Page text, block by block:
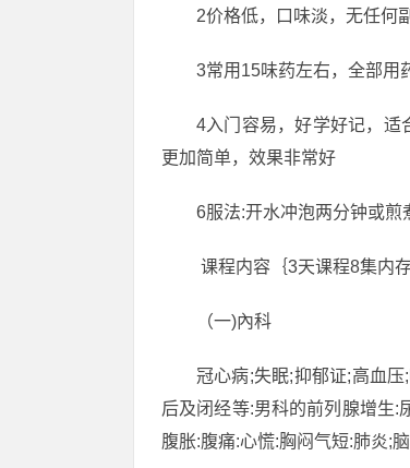
2价格低，口味淡，无任何
3常用15味药左右，全部用
4入门容易，好学好记，适
更加简单，效果非常好
6服法:开水冲泡两分钟或煎
课程内容｛3天课程8集内存
（一)內科
冠心病;失眠;抑郁证;高血
后及闭经等:男科的前列腺增生:
腹胀:腹痛:心慌:胸闷气短:肺炎;